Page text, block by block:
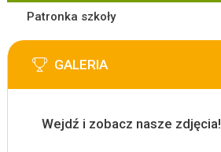
Patronka szkoły
GALERIA
Wejdź i zobacz nasze zdjęcia!